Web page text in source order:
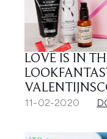
LOVE IS IN
11-02-2020